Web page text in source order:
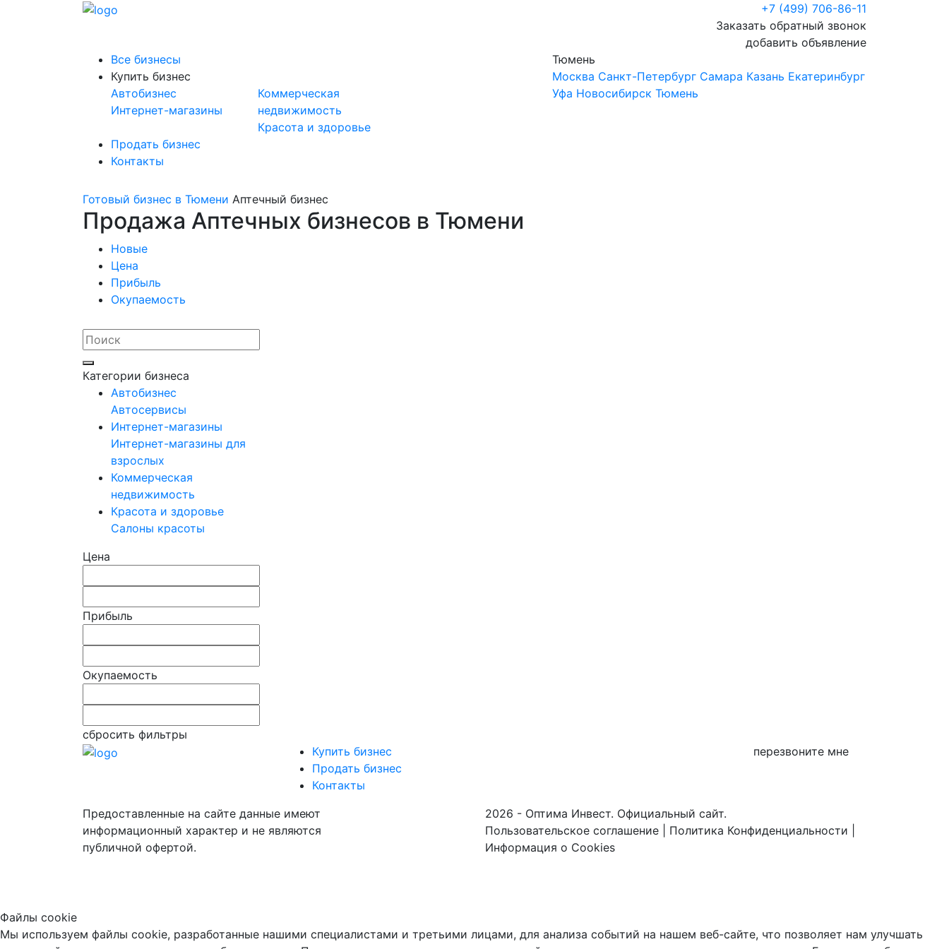
+7 (499) 706-86-11
Заказать обратный звонок
добавить объявление
Все бизнесы
Купить бизнес
Автобизнес
Интернет-магазины
Коммерческая
недвижимость
Красота и здоровье
Продать бизнес
Контакты
Тюмень
Москва Санкт-Петербург Самара Казань Екатеринбург
Уфа Новосибирск Тюмень
Готовый бизнес в Тюмени Аптечный бизнес
Продажа Аптечных бизнесов в Тюмени
Новые
Цена
Прибыль
Окупаемость
Категории бизнеса
Автобизнес
Автосервисы
Интернет-магазины
Интернет-магазины для
взрослых
Коммерческая
недвижимость
Красота и здоровье
Салоны красоты
Цена
Прибыль
Окупаемость
сбросить фильтры
Купить бизнес
Продать бизнес
Контакты
перезвоните мне
Предоставленные на сайте данные имеют
информационный характер и не являются
публичной офертой.
2026 - Оптима Инвест. Официальный сайт.
Пользовательское соглашение
Политика Конфиденциальности
Информация о Cookies
Файлы cookie
Мы используем файлы cookie, разработанные нашими специалистами и третьими лицами, для анализа событий на нашем веб-сайте, что позволяет нам улучшать